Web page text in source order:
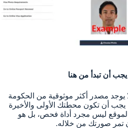
يجب أن تبدأ من هنا
يوجد مصدر أكثر موثوقية من الحكومة
يجب أن تكون محطتك الأولى والأخيرة
ليس مجرد أداة فحص، بل هو
تمر صورتك من خلاله.